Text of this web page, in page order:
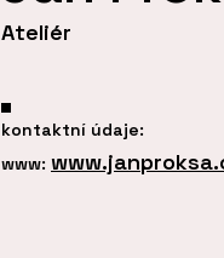
Ateliér
kontaktní údaje:
www: